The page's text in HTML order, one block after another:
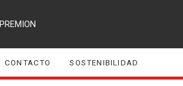
PREMION
CONTACTO SOSTENIBILIDAD